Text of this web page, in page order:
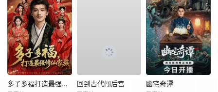
多子多福打造最强修仙家族 回到古代闯后宫 幽宅奇谭